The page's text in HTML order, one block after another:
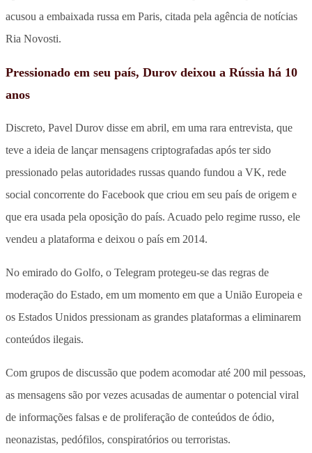
acusou a embaixada russa em Paris, citada pela agência de notícias
Ria Novosti.
Pressionado em seu país, Durov deixou a Rússia há 10
anos
Discreto, Pavel Durov disse em abril, em uma rara entrevista, que
teve a ideia de lançar mensagens criptografadas após ter sido
pressionado pelas autoridades russas quando fundou a VK, rede
social concorrente do Facebook que criou em seu país de origem e
que era usada pela oposição do país. Acuado pelo regime russo, ele
vendeu a plataforma e deixou o país em 2014.
No emirado do Golfo, o Telegram protegeu-se das regras de
moderação do Estado, em um momento em que a União Europeia e
os Estados Unidos pressionam as grandes plataformas a eliminarem
conteúdos ilegais.
Com grupos de discussão que podem acomodar até 200 mil pessoas,
as mensagens são por vezes acusadas de aumentar o potencial viral
de informações falsas e de proliferação de conteúdos de ódio,
neonazistas, pedófilos, conspiratórios ou terroristas.